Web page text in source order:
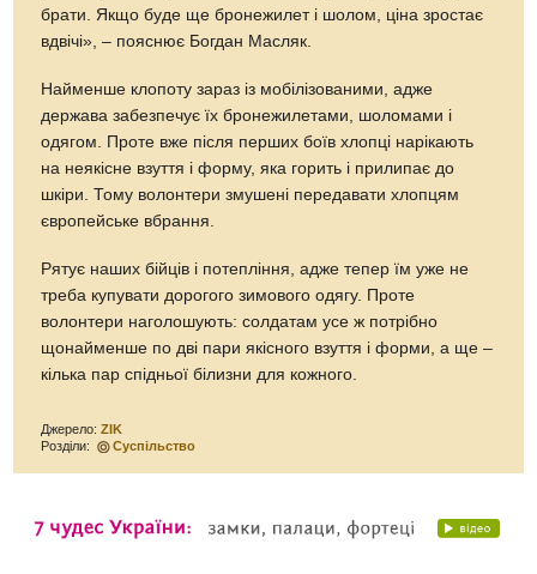
брати. Якщо буде ще бронежилет і шолом, ціна зростає
вдвічі», – пояснює Богдан Масляк.
Найменше клопоту зараз із мобілізованими, адже
держава забезпечує їх бронежилетами, шоломами і
одягом. Проте вже після перших боїв хлопці нарікають
на неякісне взуття і форму, яка горить і прилипає до
шкіри. Тому волонтери змушені передавати хлопцям
європейське вбрання.
Рятує наших бійців і потепління, адже тепер їм уже не
треба купувати дорогого зимового одягу. Проте
волонтери наголошують: солдатам усе ж потрібно
щонайменше по дві пари якісного взуття і форми, а ще –
кілька пар спідньої білизни для кожного.
Джерело:ZIK
Розділи:
Суспільство